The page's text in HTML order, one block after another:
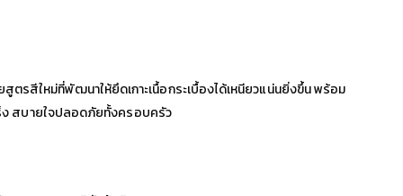
สูตรสีใหม่ที่พัฒนาให้ยึดเกาะเนื้อกระเบื้องได้เหนียวแน่นยิ่งขึ้น พร้อม
ง สบายใจปลอดภัยทั้งครอบครัว